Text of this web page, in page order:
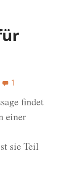
1
findet
einer
sie Teil